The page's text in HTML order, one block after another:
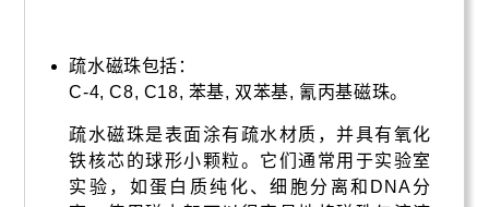
疏水磁珠包括：
C-4, C8, C18, 苯基, 双苯基, 氰丙基磁珠。
疏水磁珠是表面涂有疏水材质，并具有氧化
铁核芯的球形小颗粒。它们通常用于实验室
实验，如蛋白质纯化、细胞分离和DNA分